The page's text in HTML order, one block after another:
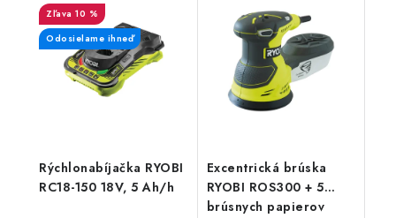
Rýchlonabíjačka RYOBI
RC18-150 18V, 5 Ah/h
10 %
Odosielame ihneď
Excentrická brúska
RYOBI ROS300 + 5
brúsnych papierov